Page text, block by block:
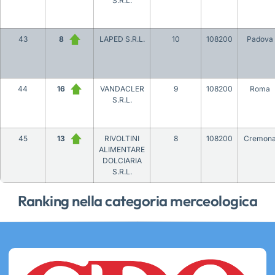
Ranking nella categoria merceologica
43 8 LAPED S.R.L. 10 108200 Padova
44 16
VANDACLER
S.R.L.
9 108200 Roma
45 13
RIVOLTINI
ALIMENTARE
DOLCIARIA
S.R.L.
8 108200